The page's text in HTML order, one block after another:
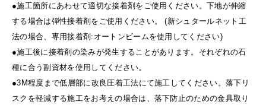
●施工箇所にあわせて適切な接着剤をご使用ください。下地が伸縮
する場合は弾性接着剤をご使用ください。 (新シュタールネット工
法の場合、専用接着剤:オートンビームを使用してください)
●施工後に接着剤の染みが発生することがあります。それぞれの石
種に合う副資材を使用してください。
●3M程度まで低層部に改良圧着工法にて施工してください。落下リ
スクを軽減する施工をお考えの場合は、落下防止のための金具取り